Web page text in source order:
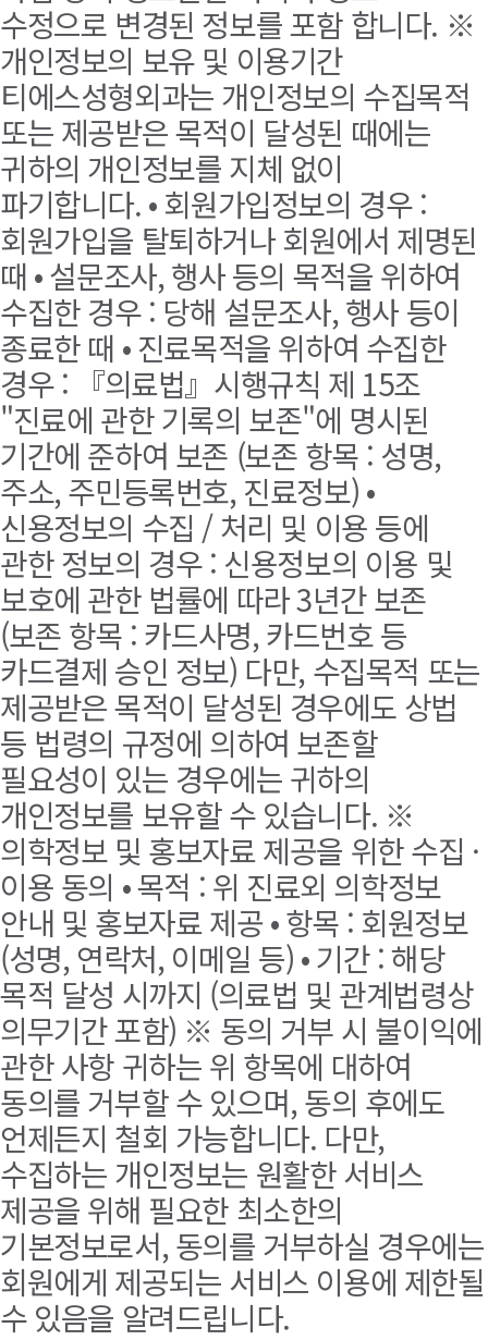
수정으로 변경된 정보를 포함 합니다. ※
개인정보의 보유 및 이용기간
티에스성형외과는 개인정보의 수집목적
또는 제공받은 목적이 달성된 때에는
귀하의 개인정보를 지체 없이
파기합니다. • 회원가입정보의 경우 :
회원가입을 탈퇴하거나 회원에서 제명된
때 • 설문조사, 행사 등의 목적을 위하여
수집한 경우 : 당해 설문조사, 행사 등이
종료한 때 • 진료목적을 위하여 수집한
경우 : 『의료법』시행규칙 제 15조
"진료에 관한 기록의 보존"에 명시된
기간에 준하여 보존 (보존 항목 : 성명,
주소, 주민등록번호, 진료정보) •
신용정보의 수집 / 처리 및 이용 등에
관한 정보의 경우 : 신용정보의 이용 및
보호에 관한 법률에 따라 3년간 보존
(보존 항목 : 카드사명, 카드번호 등
카드결제 승인 정보) 다만, 수집목적 또는
제공받은 목적이 달성된 경우에도 상법
등 법령의 규정에 의하여 보존할
필요성이 있는 경우에는 귀하의
개인정보를 보유할 수 있습니다. ※
의학정보 및 홍보자료 제공을 위한 수집 ·
이용 동의 • 목적 : 위 진료외 의학정보
안내 및 홍보자료 제공 • 항목 : 회원정보
(성명, 연락처, 이메일 등) • 기간 : 해당
목적 달성 시까지 (의료법 및 관계법령상
의무기간 포함) ※ 동의 거부 시 불이익에
관한 사항 귀하는 위 항목에 대하여
동의를 거부할 수 있으며, 동의 후에도
언제든지 철회 가능합니다. 다만,
수집하는 개인정보는 원활한 서비스
제공을 위해 필요한 최소한의
기본정보로서, 동의를 거부하실 경우에는
회원에게 제공되는 서비스 이용에 제한될
수 있음을 알려드립니다.